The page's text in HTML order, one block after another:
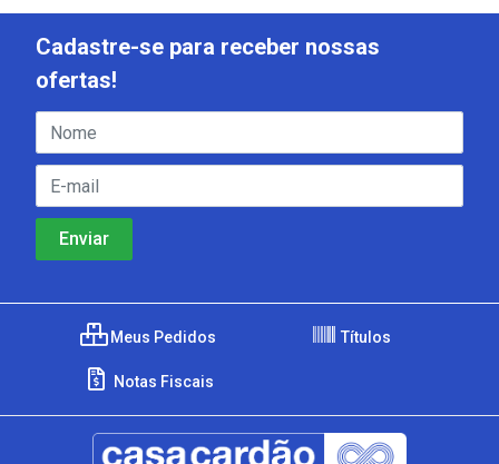
Cadastre-se para receber nossas
ofertas!
Meus Pedidos Títulos
Notas Fiscais